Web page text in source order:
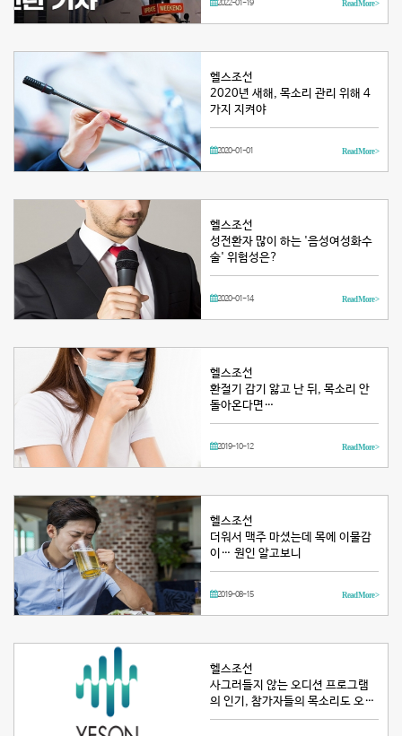
2022-01-19 Read More >
헬스조선
2020년 새해, 목소리 관리 위해 4
가지 지켜야
2020-01-01 Read More >
헬스조선
성전환자 많이 하는 '음성여성화수
술' 위험성은?
2020-01-14 Read More >
헬스조선
환절기 감기 앓고 난 뒤, 목소리 안
돌아온다면…
2019-10-12 Read More >
헬스조선
더워서 맥주 마셨는데 목에 이물감
이… 원인 알고보니
2019-08-15 Read More >
헬스조선
사그러들지 않는 오디션 프로그램
의 인기, 참가자들의 목소리도 오…